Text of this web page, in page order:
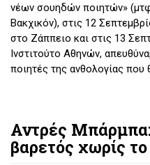
νέων σουηδών ποιητών»
Βακχικόν), στις 12
στο Ζάππειο και στις 13
Ινστιτούτο Αθηνών,
ποιητές της ανθολογίας
Αντρές
βαρετός χωρίς